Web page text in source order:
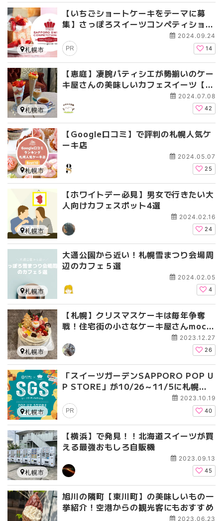
【いちごショートケーキをテーマに募
集】さっぽろスイーツコンペティション
2025 ～neoいちごショートケーキ～開
催決定！
2024.09.24
PR 14
札幌市
【恵庭】凄腕パティシエが勢揃いのケー
キ屋さんの美味しいカフェスイーツ【2
024 北海道洋菓子作品コンテスト大会
金賞】
2024.07.08
42
札幌市
【Google口コミ】で評判の札幌人気ケ
ーキ店
2024.05.07
25
札幌市
【ホワイトデー必見】男女で行きたい大
人向けカフェスポット4選
2024.02.16
24
札幌市
大通公園から近い！札幌雪まつり会場周
辺のカフェ５選
2024.02.05
4
札幌市
【札幌】クリスマスケーキは毎年争奪
戦！住宅街の小さなケーキ屋さんmoco
2023.12.27
26
札幌市
「スイーツガーデンSAPPORO POP U
P STORE」が10/26～11/5に札幌ス
2023.10.19
PR 40
札幌市
【横浜】で発見！！北海道スイーツが買
える最強おもしろ自販機
2023.09.13
45
札幌市
旭川の隣町【東川町】の美味しいもの一
挙紹介！空港からの観光客にもおすすめ
2023.06.23